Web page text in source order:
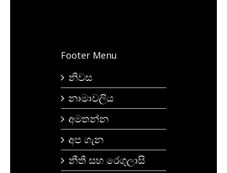
Footer Menu
නිවස
නාමාවලිය
අමතන්න
අප ගැන
නීති සහ රෙගුලාසි